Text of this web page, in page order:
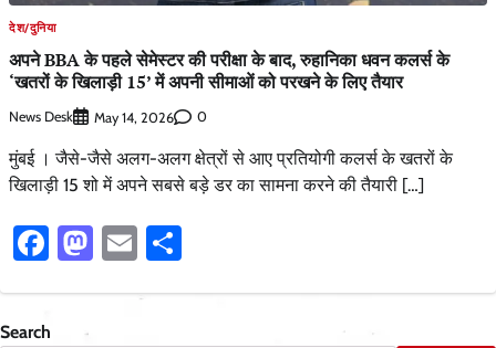
देश/दुनिया
अपने BBA के पहले सेमेस्टर की परीक्षा के बाद, रुहानिका धवन कलर्स के
‘खतरों के खिलाड़ी 15’ में अपनी सीमाओं को परखने के लिए तैयार
News Desk May 14, 2026 0
मुंबई । जैसे-जैसे अलग-अलग क्षेत्रों से आए प्रतियोगी कलर्स के खतरों के
खिलाड़ी 15 शो में अपने सबसे बड़े डर का सामना करने की तैयारी […]
Facebook
Mastodon
Email
Search